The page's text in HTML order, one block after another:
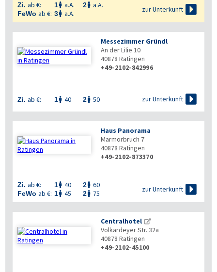
Zi. ab €: 1 a.A. 2 a.A.
FeWo ab €: 3 a.A.
zur Unterkunft 
Messezimmer Gründl
An der Lilie 10
40878 Ratingen
+49-2102-842996
Zi. ab €: 1 40 2 50 zur Unterkunft 
Haus Panorama
Marmorbruch 7
40878 Ratingen
+49-2102-873370
Zi. ab €: 1 40 2 60
FeWo ab €: 1 45 2 75
zur Unterkunft 
Centralhotel
Volkardeyer Str. 32a
40878 Ratingen
+49-2102-45100